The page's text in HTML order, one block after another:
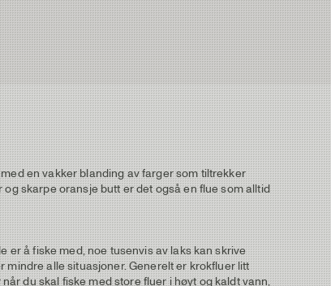
en vakker blanding av farger som tiltrekker
skarpe oransje butt er det også en flue som alltid
er å fiske med, noe tusenvis av laks kan skrive
alle situasjoner. Generelt er krokfluer litt
du skal fiske med store fluer i høyt og kaldt vann,